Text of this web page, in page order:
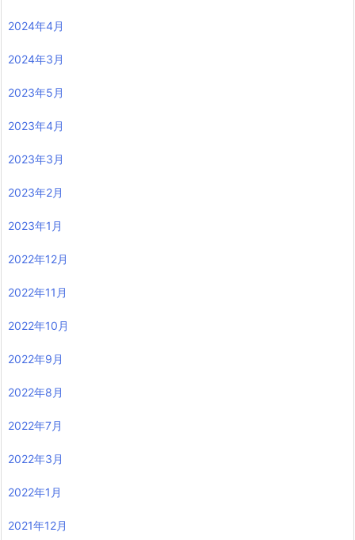
2024年4月
2024年3月
2023年5月
2023年4月
2023年3月
2023年2月
2023年1月
2022年12月
2022年11月
2022年10月
2022年9月
2022年8月
2022年7月
2022年3月
2022年1月
2021年12月